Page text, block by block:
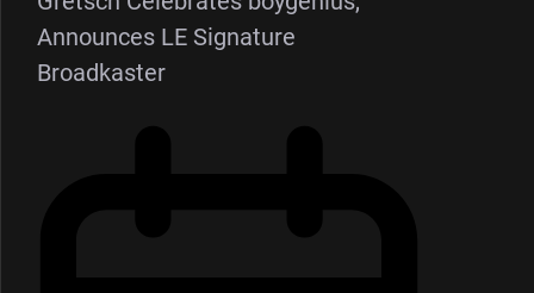
Announces LE Signature
Broadkaster